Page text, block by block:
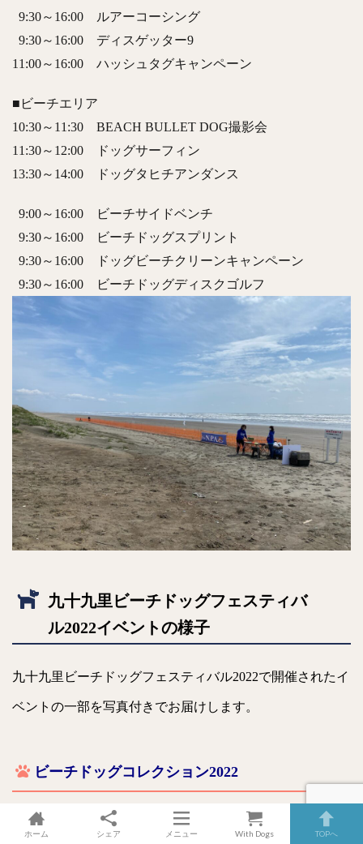
9:30～16:00 ルアーコーシング
9:30～16:00 ディスゲッター9
11:00～16:00 ハッシュタグキャンペーン
■ビーチエリア
10:30～11:30 BEACH BULLET DOG撮影会
11:30～12:00 ドッグサーフィン
13:30～14:00 ドッグタヒチアンダンス
9:00～16:00 ビーチサイドベンチ
9:30～16:00 ビーチドッグスプリント
9:30～16:00 ドッグビーチクリーンキャンペーン
9:30～16:00 ビーチドッグディスクゴルフ
九十九里ビーチドッグフェスティバ
ル2022イベントの様子
九十九里ビーチドッグフェスティバル2022で開催されたイ
ベントの一部を写真付きでお届けします。
ビーチドッグコレクション2022
『ビーチドッグコレクション2022』は10時からメインステ
ホーム シェア メニュー With Dogs TOPへ